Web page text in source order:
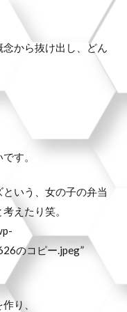
から抜け出し、どん
す。
いう、女の子の弁当
えたり笑。
のコピー.jpeg”
り、